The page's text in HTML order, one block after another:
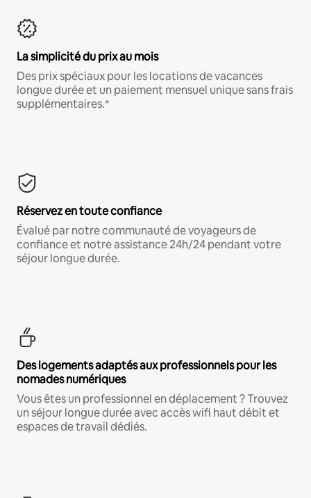
La simplicité du prix au mois
Des prix spéciaux pour les locations de vacances
longue durée et un paiement mensuel unique sans frais
supplémentaires.*
Réservez en toute confiance
Évalué par notre communauté de voyageurs de
confiance et notre assistance 24h/24 pendant votre
séjour longue durée.
Des logements adaptés aux professionnels pour les
nomades numériques
Vous êtes un professionnel en déplacement ? Trouvez
un séjour longue durée avec accès wifi haut débit et
espaces de travail dédiés.